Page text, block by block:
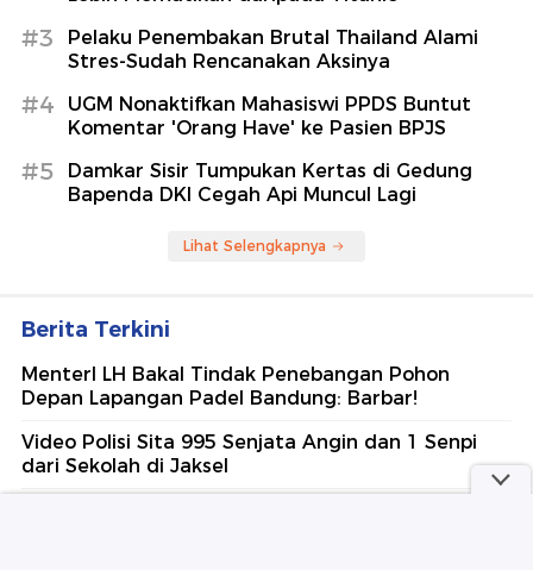
#3
Pelaku Penembakan Brutal Thailand Alami
Stres-Sudah Rencanakan Aksinya
#4
UGM Nonaktifkan Mahasiswi PPDS Buntut
Komentar 'Orang Have' ke Pasien BPJS
#5
Damkar Sisir Tumpukan Kertas di Gedung
Bapenda DKI Cegah Api Muncul Lagi
Lihat Selengkapnya
Berita Terkini
MenterI LH Bakal Tindak Penebangan Pohon
Depan Lapangan Padel Bandung: Barbar!
Video Polisi Sita 995 Senjata Angin dan 1 Senpi
dari Sekolah di Jaksel